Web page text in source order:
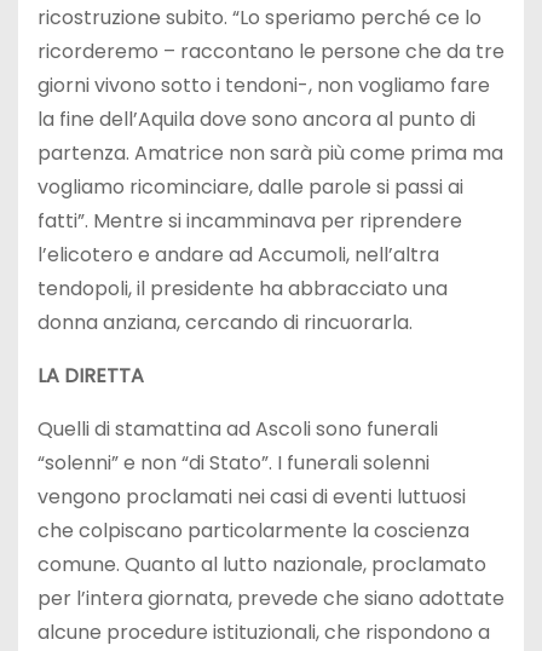
ricostruzione subito. “Lo speriamo perché ce lo
ricorderemo – raccontano le persone che da tre
giorni vivono sotto i tendoni-, non vogliamo fare
la fine dell’Aquila dove sono ancora al punto di
partenza. Amatrice non sarà più come prima ma
vogliamo ricominciare, dalle parole si passi ai
fatti”. Mentre si incamminava per riprendere
l’elicotero e andare ad Accumoli, nell’altra
tendopoli, il presidente ha abbracciato una
donna anziana, cercando di rincuorarla.
LA DIRETTA
Quelli di stamattina ad Ascoli sono funerali
“solenni” e non “di Stato”. I funerali solenni
vengono proclamati nei casi di eventi luttuosi
che colpiscano particolarmente la coscienza
comune. Quanto al lutto nazionale, proclamato
per l’intera giornata, prevede che siano adottate
alcune procedure istituzionali, che rispondono a